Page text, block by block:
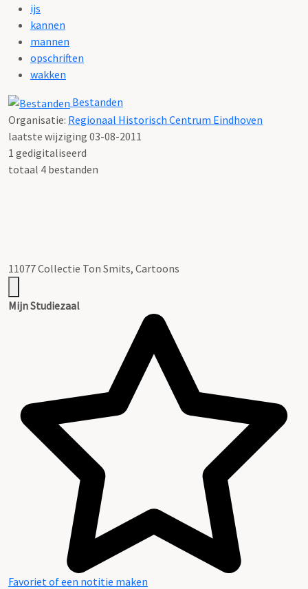
ijs
kannen
mannen
opschriften
wakken
Bestanden
Organisatie: Regionaal Historisch Centrum Eindhoven
laatste wijziging 03-08-2011
1 gedigitaliseerd
totaal 4 bestanden
11077 Collectie Ton Smits, Cartoons
Mijn Studiezaal
Favoriet of een notitie maken